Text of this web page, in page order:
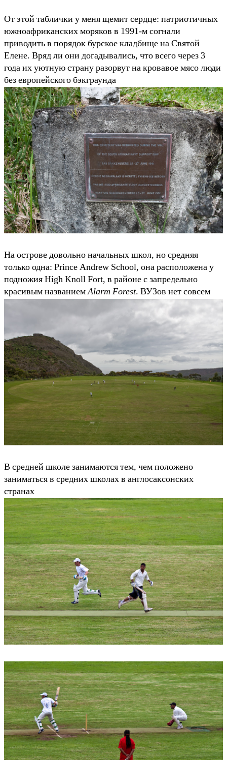
От этой таблички у меня щемит сердце: патриотичных
южноафриканских моряков в 1991-м согнали
приводить в порядок бурское кладбище на Святой
Елене. Вряд ли они догадывались, что всего через 3
года их уютную страну разорвут на кровавое мясо люди
без европейского бэкграунда
На острове довольно начальных школ, но средняя
только одна: Prince Andrew School, она расположена у
подножия High Knoll Fort, в районе с запредельно
красивым названиемAlarm Forest. ВУЗов нет совсем
В средней школе занимаются тем, чем положено
заниматься в средних школах в англосаксонских
странах